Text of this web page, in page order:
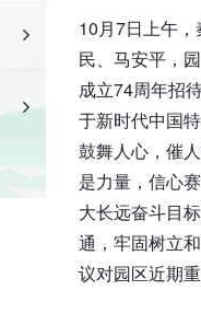
10月7日上午
民、马安平，
成立74周年招
于新时代中国
鼓舞人心，催
是力量，信心
大长远奋斗目
通，牢固树立
议对园区近期